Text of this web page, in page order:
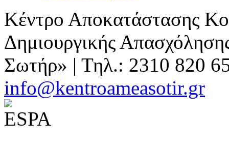
Κέντρο Αποκατάστασης
Δημιουργικής
Σωτήρ» | Τηλ.: 2310 820
info@kentroameasotir.gr